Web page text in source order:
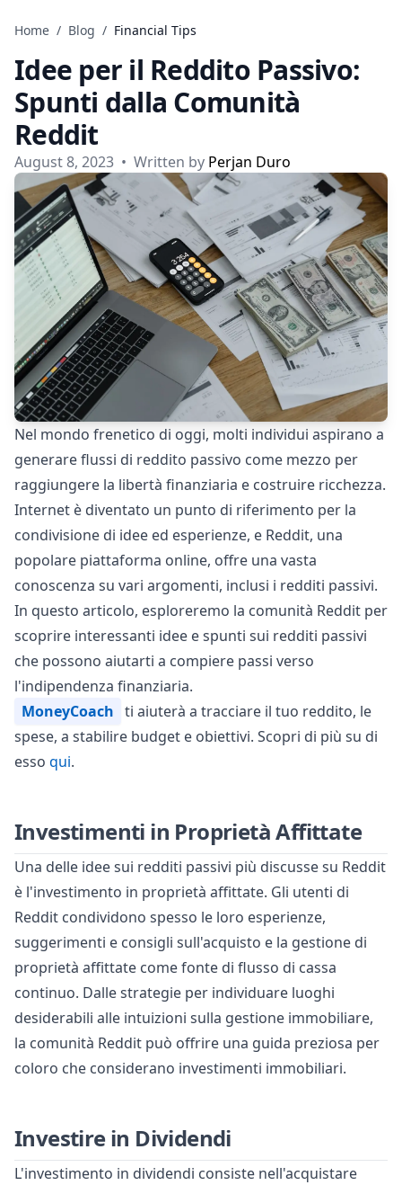
Home / Blog / Financial Tips
Idee per il Reddito Passivo:
Spunti dalla Comunità
Reddit
August 8, 2023 • Written by Perjan Duro
Nel mondo frenetico di oggi, molti individui aspirano a
generare flussi di reddito passivo come mezzo per
raggiungere la libertà finanziaria e costruire ricchezza.
Internet è diventato un punto di riferimento per la
condivisione di idee ed esperienze, e Reddit, una
popolare piattaforma online, offre una vasta
conoscenza su vari argomenti, inclusi i redditi passivi.
In questo articolo, esploreremo la comunità Reddit per
scoprire interessanti idee e spunti sui redditi passivi
che possono aiutarti a compiere passi verso
l'indipendenza finanziaria.
MoneyCoach ti aiuterà a tracciare il tuo reddito, le
spese, a stabilire budget e obiettivi. Scopri di più su di
esso qui.
Investimenti in Proprietà Affittate
Una delle idee sui redditi passivi più discusse su Reddit
è l'investimento in proprietà affittate. Gli utenti di
Reddit condividono spesso le loro esperienze,
suggerimenti e consigli sull'acquisto e la gestione di
proprietà affittate come fonte di flusso di cassa
continuo. Dalle strategie per individuare luoghi
desiderabili alle intuizioni sulla gestione immobiliare,
la comunità Reddit può offrire una guida preziosa per
coloro che considerano investimenti immobiliari.
Investire in Dividendi
L'investimento in dividendi consiste nell'acquistare